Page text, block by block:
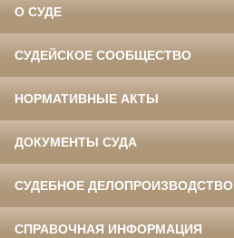
О СУДЕ
СУДЕЙСКОЕ СООБЩЕСТВО
НОРМАТИВНЫЕ АКТЫ
ДОКУМЕНТЫ СУДА
СУДЕБНОЕ ДЕЛОПРОИЗВОДСТВО
СПРАВОЧНАЯ ИНФОРМАЦИЯ